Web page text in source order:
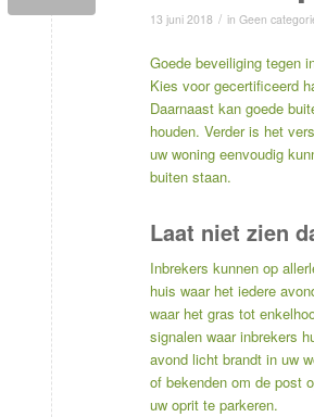
13 juni 2018 / in Geen
Goede beveiliging tegen
Kies voor gecertificeerd
Daarnaast kan goede
houden. Verder is het
uw woning eenvoudig
buiten staan.
Laat niet zien
Inbrekers kunnen op
huis waar het iedere
waar het gras tot
signalen waar inbrekers
avond licht brandt in uw
of bekenden om de post
uw oprit te parkeren.